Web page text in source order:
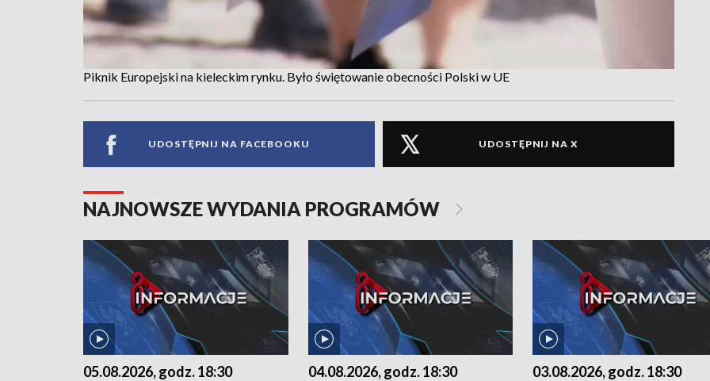
Piknik Europejski na kieleckim rynku. Było świętowanie obecności Polski w UE
UDOSTĘPNIJ NA FACEBOOKU UDOSTĘPNIJ NA X
NAJNOWSZE WYDANIA PROGRAMÓW
05.08.2026, godz. 18:30 04.08.2026, godz. 18:30 03.08.2026, godz. 18:30